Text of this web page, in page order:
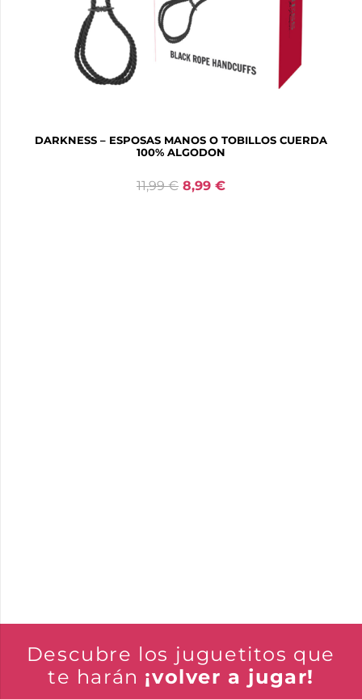
KINK – MUÑEQUERAS PARA PRINCIPIANTES NEGRO-
ROJO 30 X 7 CM
8,99€ 6,74
Descubre los juguetitos que
te harán ¡volver a jugar!